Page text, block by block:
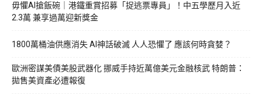
毋懼AI搶飯碗｜港鐵重賞招募「捉逃票專員」！中五學歷月入近
2.3萬 兼享過萬迎新獎金
1800萬桶油供應消失 AI神話破滅 人人恐懼了 應該何時貪婪？
歐洲密謀美債美股武器化 挪威手持近萬億美元金融核武 特朗普：
拋售美資產必遭報復